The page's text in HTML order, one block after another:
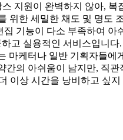
지원이 완벽하지 않아,
한 세밀한 채도 및 명도
기능이 다소 부족하여
고 실용적인 서비스입니
케터나 일반 기획자들
의 아쉬움이 남지만, 직
상 시간을 낭비하고 싶